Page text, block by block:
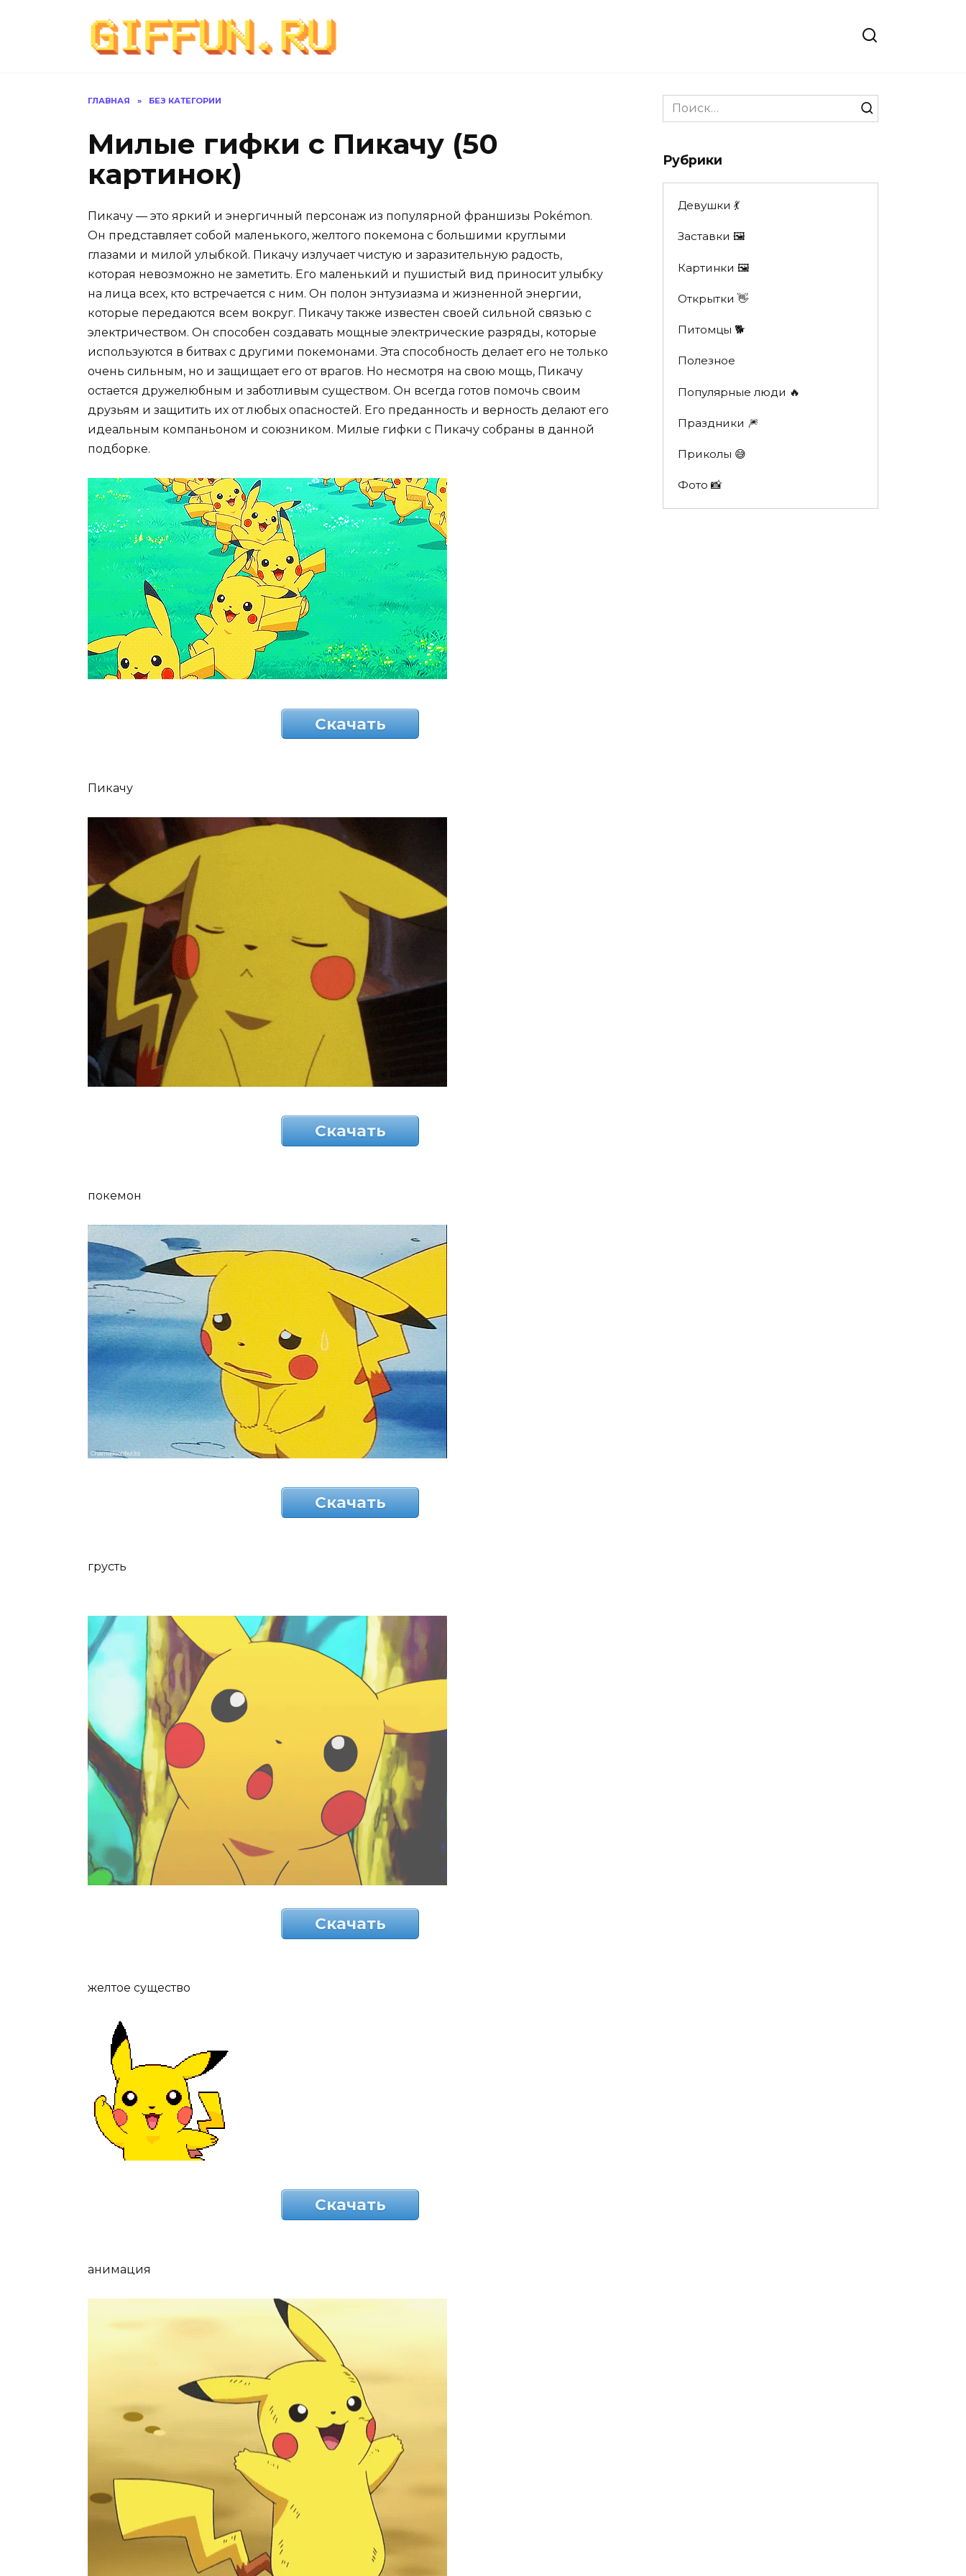
ГЛАВНАЯ » БЕЗ КАТЕГОРИИ
Милые гифки с Пикачу (50
картинок)
Пикачу — это яркий и энергичный персонаж из популярной франшизы Pokémon.
Он представляет собой маленького, желтого покемона с большими круглыми
глазами и милой улыбкой. Пикачу излучает чистую и заразительную радость,
которая невозможно не заметить. Его маленький и пушистый вид приносит улыбку
на лица всех, кто встречается с ним. Он полон энтузиазма и жизненной энергии,
которые передаются всем вокруг. Пикачу также известен своей сильной связью с
электричеством. Он способен создавать мощные электрические разряды, которые
используются в битвах с другими покемонами. Эта способность делает его не только
очень сильным, но и защищает его от врагов. Но несмотря на свою мощь, Пикачу
остается дружелюбным и заботливым существом. Он всегда готов помочь своим
друзьям и защитить их от любых опасностей. Его преданность и верность делают его
идеальным компаньоном и союзником. Милые гифки с Пикачу собраны в данной
подборке.
Скачать
Пикачу
Скачать
покемон
Скачать
грусть
Скачать
желтое существо
Скачать
анимация
Search
for:
Рубрики
Девушки 💃
Заставки 🖼
Картинки 🖼
Открытки 👋
Питомцы 🐕
Полезное
Популярные люди 🔥
Праздники 🎆
Приколы 😅
Фото 📸